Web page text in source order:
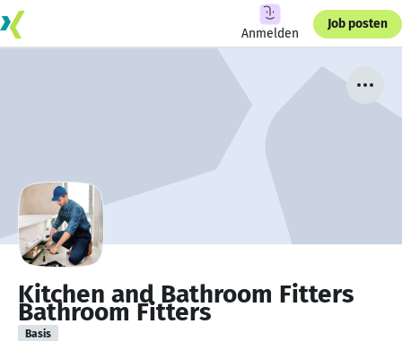
Anmelden
Job posten
Kitchen and Bathroom Fitters
Bathroom Fitters
Basis